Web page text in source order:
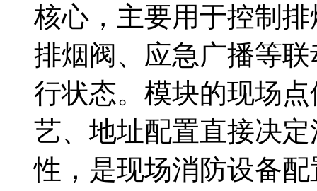
核心，主要用于控制
排烟阀、应急广播等
行状态。模块的现场
艺、地址配置直接决
性，是现场消防设备